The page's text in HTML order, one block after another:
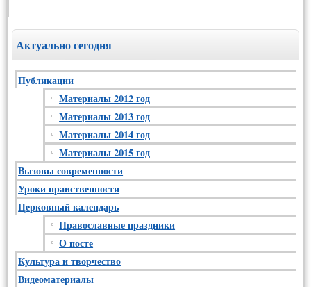
Актуально сегодня
Публикации
Материалы 2012 год
Материалы 2013 год
Материалы 2014 год
Материалы 2015 год
Вызовы современности
Уроки нравственности
Церковный календарь
Православные праздники
О посте
Культура и творчество
Видеоматериалы